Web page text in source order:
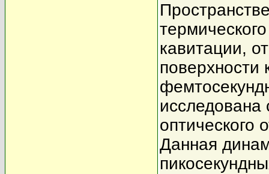
кавитации,
поверхности
Данная